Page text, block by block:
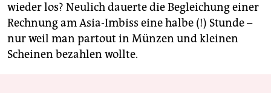
wieder los? Neulich dauerte die Begleichung einer
Rechnung am Asia-Imbiss eine halbe (!) Stunde –
nur weil man partout in Münzen und kleinen
Scheinen bezahlen wollte.